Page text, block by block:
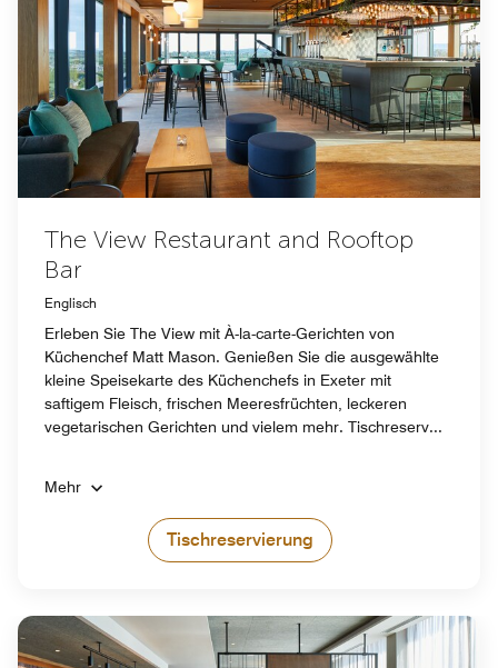
The View Restaurant and Rooftop
Bar
Englisch
Erleben Sie The View mit À-la-carte-Gerichten von
Küchenchef Matt Mason. Genießen Sie die ausgewählte
kleine Speisekarte des Küchenchefs in Exeter mit
saftigem Fleisch, frischen Meeresfrüchten, leckeren
vegetarischen Gerichten und vielem mehr. Tischreserv...
Mehr
Tischreservierung